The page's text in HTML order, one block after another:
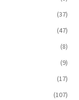
(37)
(47)
(8)
(9)
(17)
(107)